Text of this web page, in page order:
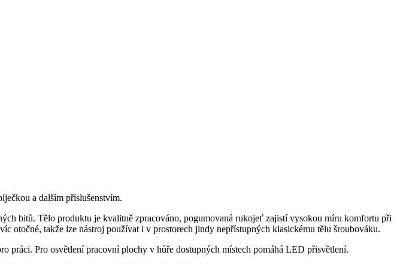
a dalším příslušenstvím.
bitů. Tělo produktu je kvalitně zpracováno, pogumovaná rukojeť zajistí vysokou míru komfortu při
otočné, takže lze nástroj používat i v prostorech jindy nepřístupných klasickému tělu šroubováku.
Pro osvětlení pracovní plochy v hůře dostupných místech pomáhá LED přisvětlení.